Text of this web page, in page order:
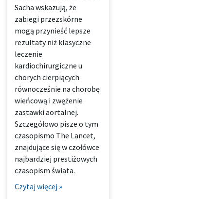
Sacha wskazują, że
zabiegi przezskórne
mogą przynieść lepsze
rezultaty niż klasyczne
leczenie
kardiochirurgiczne u
chorych cierpiących
równocześnie na chorobę
wieńcową i zwężenie
zastawki aortalnej.
Szczegółowo pisze o tym
czasopismo The Lancet,
znajdujące się w czołówce
najbardziej prestiżowych
czasopism świata.
Czytaj więcej »